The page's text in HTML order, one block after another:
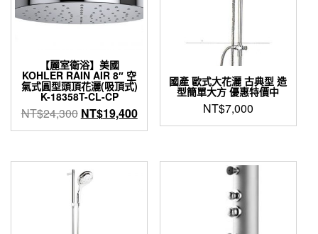
【麗室衛浴】美國
KOHLER RAIN AIR 8″ 空
氣式圓型頭頂花灑(吸頂式)
K-18358T-CL-CP
NT$24,300 原
始
格：
NT$24,300。
NT$19,400目
前
格：
國產 歐式大花灑 古典型 造
型簡單大方 優惠特價中
NT$7,000